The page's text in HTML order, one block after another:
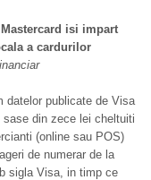
isi impart
a cardurilor
datelor publicate de Visa
sase din zece lei cheltuiti
(online sau POS)
de numerar de la
sigla Visa, in timp ce